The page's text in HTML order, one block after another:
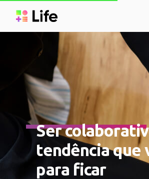
Ser
tendência que
para ficar